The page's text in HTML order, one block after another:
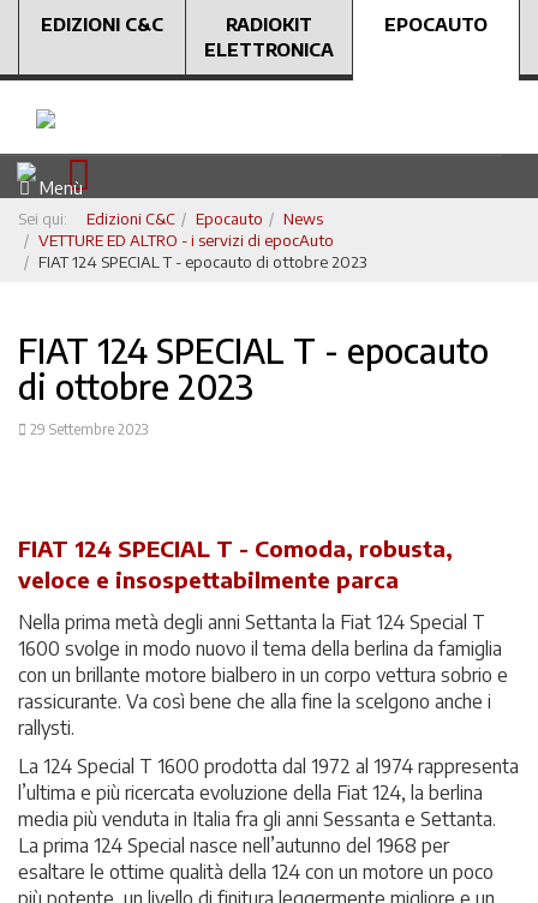
EDIZIONI C&C
RADIOKIT
ELETTRONICA
EPOCAUTO
Menù
Sei qui: Edizioni C&C Epocauto
News
VETTURE ED ALTRO - i servizi di epocAuto
FIAT 124 SPECIAL T - epocauto di ottobre 2023
FIAT 124 SPECIAL T - epocauto
di ottobre 2023
29 Settembre 2023
FIAT 124 SPECIAL T - Comoda, robusta,
veloce e insospettabilmente parca
Nella prima metà degli anni Settanta la Fiat 124 Special T
1600 svolge in modo nuovo il tema della berlina da famiglia
con un brillante motore bialbero in un corpo vettura sobrio e
rassicurante. Va così bene che alla fine la scelgono anche i
rallysti.
La 124 Special T 1600 prodotta dal 1972 al 1974 rappresenta
l’ultima e più ricercata evoluzione della Fiat 124, la berlina
media più venduta in Italia fra gli anni Sessanta e Settanta.
La prima 124 Special nasce nell’autunno del 1968 per
esaltare le ottime qualità della 124 con un motore un poco
più potente, un livello di finitura leggermente migliore e un